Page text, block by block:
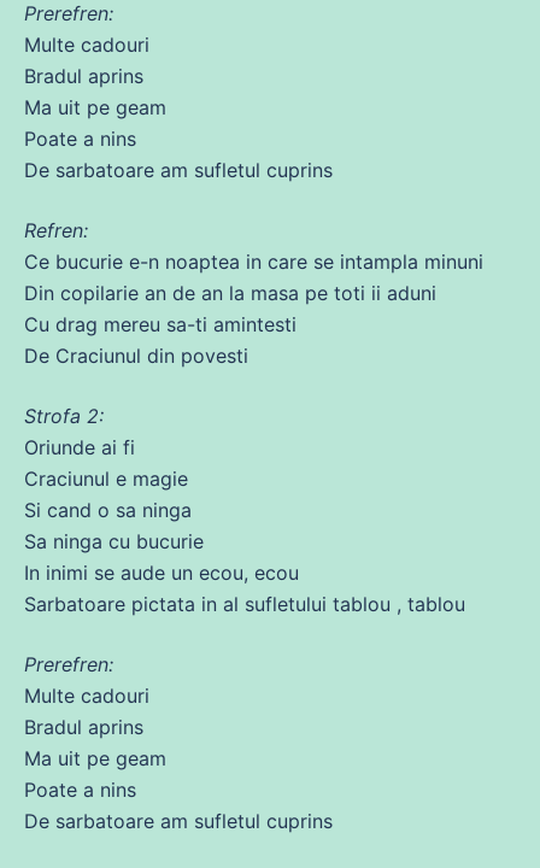
Prerefren:
Multe cadouri
Bradul aprins
Ma uit pe geam
Poate a nins
De sarbatoare am sufletul cuprins
Refren:
Ce bucurie e-n noaptea in care se intampla minuni
Din copilarie an de an la masa pe toti ii aduni
Cu drag mereu sa-ti amintesti
De Craciunul din povesti
Strofa 2:
Oriunde ai fi
Craciunul e magie
Si cand o sa ninga
Sa ninga cu bucurie
In inimi se aude un ecou, ecou
Sarbatoare pictata in al sufletului tablou , tablou
Prerefren:
Multe cadouri
Bradul aprins
Ma uit pe geam
Poate a nins
De sarbatoare am sufletul cuprins